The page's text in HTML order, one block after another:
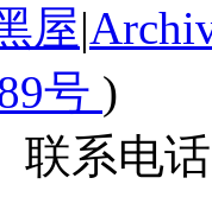
屋|
号 )
系电